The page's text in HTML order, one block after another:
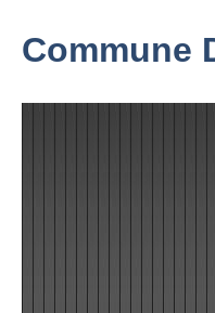
Commune